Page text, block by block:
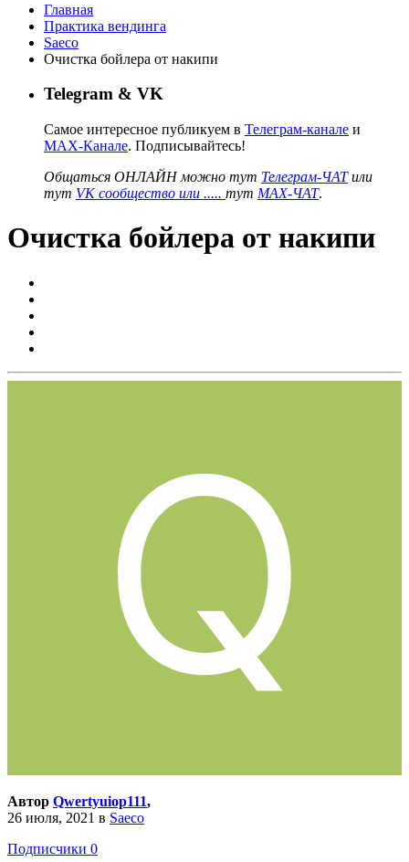
Главная
Практика вендинга
Saeco
Очистка бойлера от накипи
Telegram & VK
Самое интересное публикуем в Телеграм-канале и
MAX-Канале. Подписывайтесь!
Общаться ОНЛАЙН можно тут Телеграм-ЧАТили
тут VK сообщество или ..... тут MAX-ЧАТ.
Очистка бойлера от накипи
Автор Qwertyuiop111,
26 июля, 2021 в Saeco
Подписчики 0